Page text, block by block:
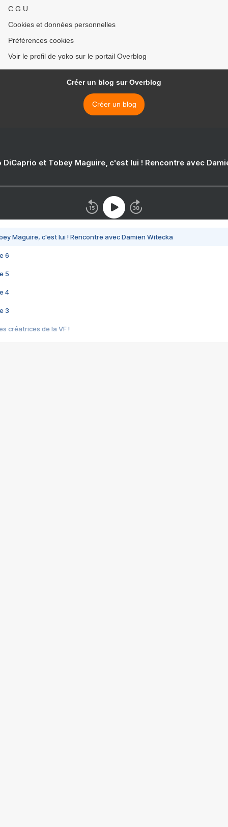
C.G.U.
Cookies et données personnelles
Préférences cookies
Voir le profil de yoko sur le portail Overblog
Créer un blog sur Overblog
Créer un blog
DiCaprio et Tobey Maguire, c'est lui ! Rencontre avec
Maguire, c'est lui ! Rencontre avec Damien Witecka
6
5
4
3
créatrices de la VF !